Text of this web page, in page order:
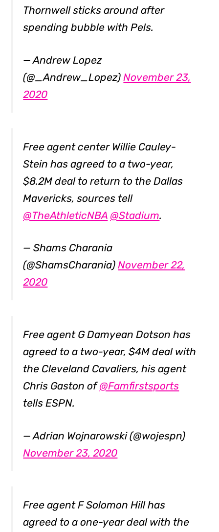
Thornwell sticks around after
spending bubble with Pels.
— Andrew Lopez
(@_Andrew_Lopez)November 23,
2020
Free agent center Willie Cauley-
Stein has agreed to a two-year,
$8.2M deal to return to the Dallas
Mavericks, sources tell
@TheAthleticNBA @Stadium.
— Shams Charania
(@ShamsCharania)November 22,
2020
Free agent G Damyean Dotson has
agreed to a two-year, $4M deal with
the Cleveland Cavaliers, his agent
Chris Gaston of@Famfirstsports
tells ESPN.
— Adrian Wojnarowski (@wojespn)
November 23, 2020
Free agent F Solomon Hill has
agreed to a one-year deal with the